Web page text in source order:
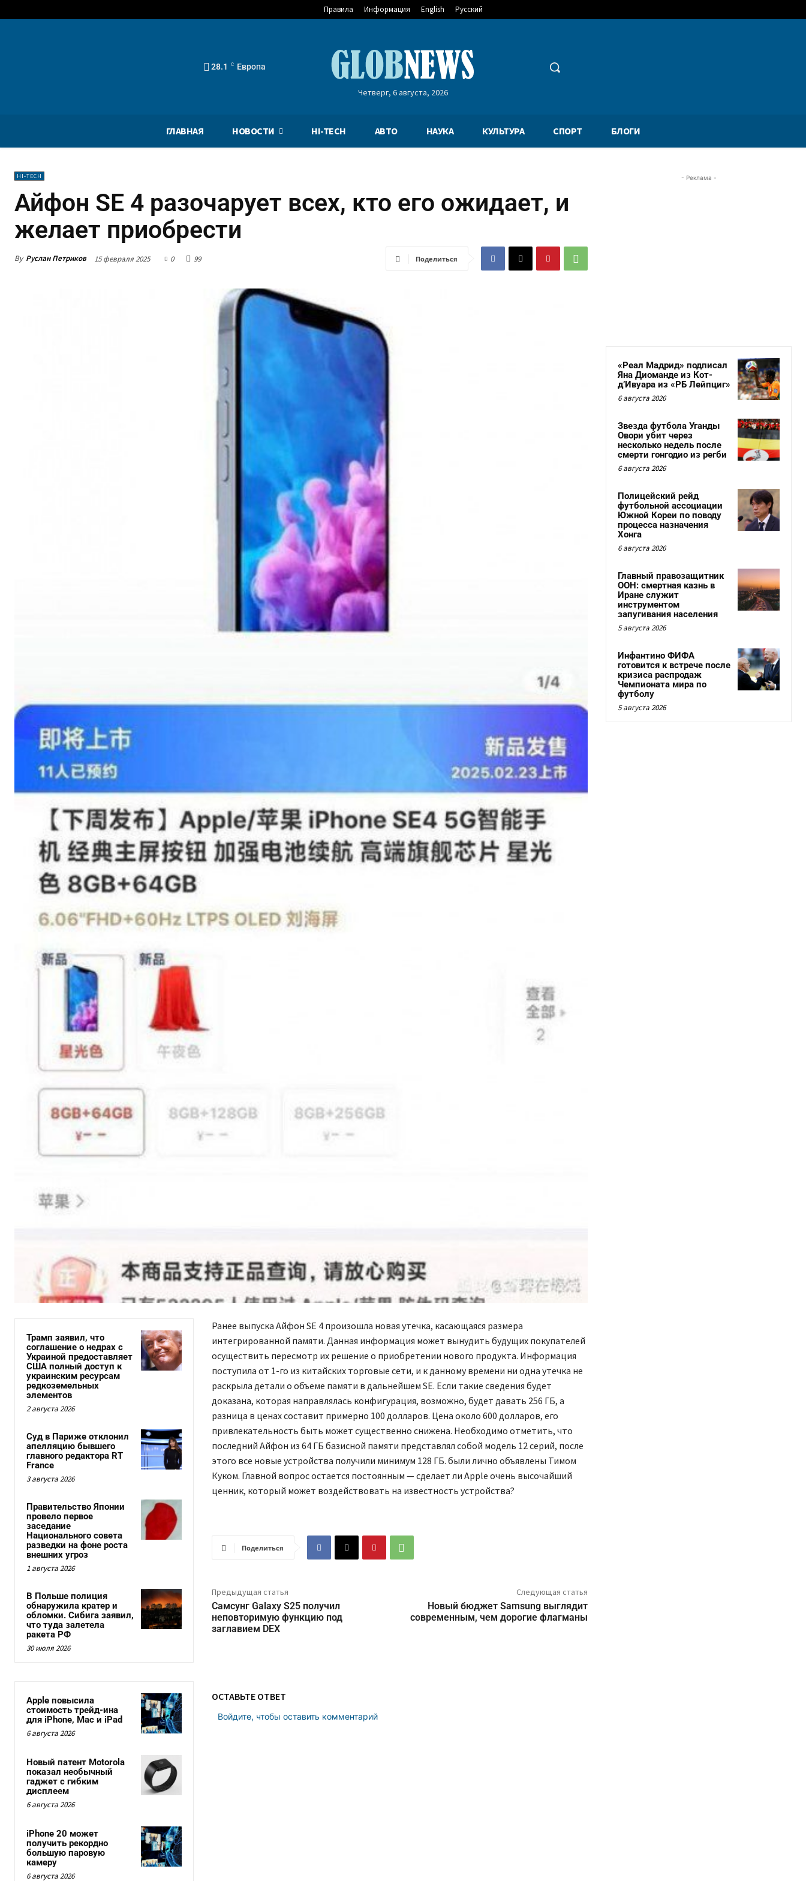
Правила Информация English Русский
28.1 C Европа
Четверг, 6 августа, 2026
ГЛАВНАЯ НОВОСТИ HI-TECH АВТО НАУКА КУЛЬТУРА СПОРТ БЛОГИ
HI-TECH
Айфон SE 4 разочарует всех, кто его ожидает, и
желает приобрести
By Руслан Петриков 15 февраля 2025 0 99 Поделиться
Трамп заявил, что
соглашение о недрах с
Украиной предоставляет
США полный доступ к
украинским ресурсам
редкоземельных
элементов
2 августа 2026
Суд в Париже отклонил
апелляцию бывшего
главного редактора RT
France
3 августа 2026
Правительство Японии
провело первое
заседание
Национального совета
разведки на фоне роста
внешних угроз
1 августа 2026
В Польше полиция
обнаружила кратер и
обломки. Сибига заявил,
что туда залетела
ракета РФ
30 июля 2026
Ранее выпуска Айфон SE 4 произошла новая утечка, касающаяся размера
интегрированной памяти. Данная информация может вынудить будущих покупателей
осуществить пересмотр их решение о приобретении нового продукта. Информация
поступила от 1-го из китайских торговые сети, и к данному времени ни одна утечка не
раскрыла детали о объеме памяти в дальнейшем SE. Если такие сведения будет
доказана, которая направлялась конфигурация, возможно, будет давать 256 ГБ, а
разница в ценах составит примерно 100 долларов. Цена около 600 долларов, его
привлекательность быть может существенно снижена. Необходимо отметить, что
последний Айфон из 64 ГБ базисной памяти представлял собой модель 12 серий, после
этого все новые устройства получили минимум 128 ГБ. были лично объявлены Тимом
Куком. Главной вопрос остается постоянным — сделает ли Apple очень высочайший
ценник, который может воздействовать на известность устройства?
Поделиться
Предыдущая статья
Самсунг Galaxy S25 получил
неповторимую функцию под
заглавием DEX
Следующая статья
Новый бюджет Samsung выглядит
современным, чем дорогие флагманы
Apple повысила
стоимость трейд-ина
для iPhone, Mac и iPad
6 августа 2026
Новый патент Motorola
показал необычный
гаджет с гибким
дисплеем
6 августа 2026
iPhone 20 может
получить рекордно
большую паровую
камеру
6 августа 2026
ОСТАВЬТЕ ОТВЕТ
Войдите, чтобы оставить комментарий
- Реклама -
«Реал Мадрид» подписал
Яна Диоманде из Кот-
д’Ивуара из «РБ Лейпциг»
6 августа 2026
Звезда футбола Уганды
Овори убит через
несколько недель после
смерти гонгодио из регби
6 августа 2026
Полицейский рейд
футбольной ассоциации
Южной Кореи по поводу
процесса назначения
Хонга
6 августа 2026
Главный правозащитник
ООН: смертная казнь в
Иране служит
инструментом
запугивания населения
5 августа 2026
Инфантино ФИФА
готовится к встрече после
кризиса распродаж
Чемпионата мира по
футболу
5 августа 2026